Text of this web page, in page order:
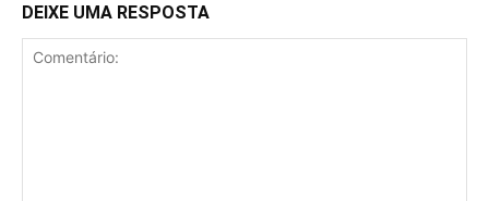
DEIXE UMA RESPOSTA